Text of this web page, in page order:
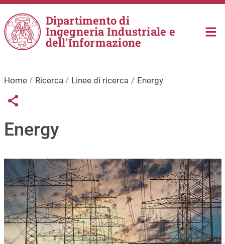
Salta al contenuto principale
Dipartimento di
Ingegneria Industriale e
dell'Informazione
Home Ricerca Linee di ricerca Energy
Links condivisione social
Share button
Energy
Immagine